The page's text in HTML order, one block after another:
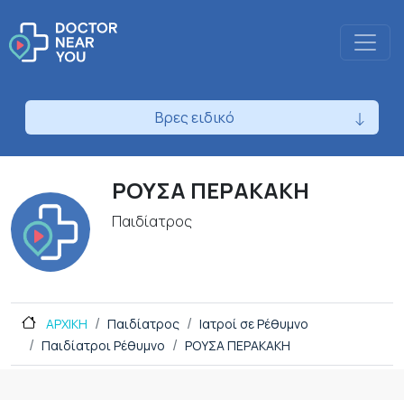
Βρες ειδικό
ΡΟΥΣΑ ΠΕΡΑΚΑΚΗ
Παιδίατρος
ΑΡΧΙΚΗ Παιδίατρος
Ιατροί σε Ρέθυμνο
Παιδίατροι Ρέθυμνο
ΡΟΥΣΑ ΠΕΡΑΚΑΚΗ